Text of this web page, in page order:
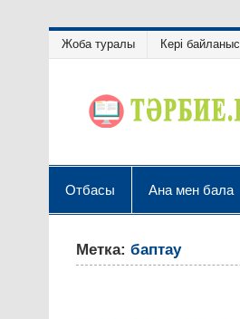
Жоба туралы Кері байланыс
Отбасы Ана мен бала
Метка:баптау